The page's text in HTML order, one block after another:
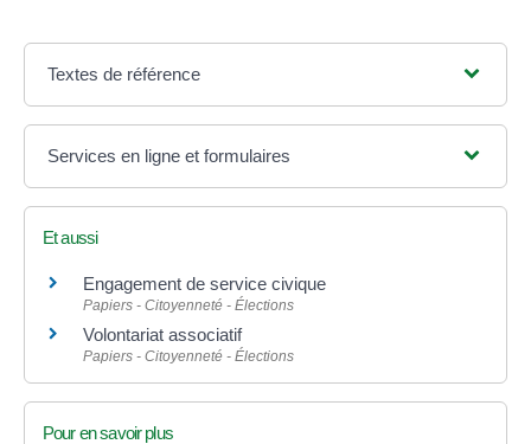
Textes de référence
Services en ligne et formulaires
Et aussi
Engagement de service civique
Papiers - Citoyenneté - Élections
Volontariat associatif
Papiers - Citoyenneté - Élections
Pour en savoir plus